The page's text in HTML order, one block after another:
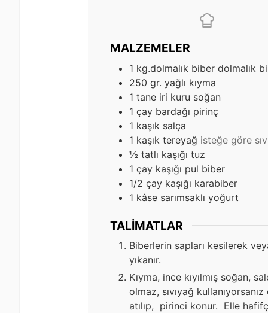
MALZEMELER
1 kg.dolmalık biber dolmalık
250 gr. yağlı kıyma
1 tane iri kuru soğan
1 çay bardağı pirinç
1 kaşık salça
1 kaşık tereyağ isteğe göre
½ tatlı kaşığı tuz
1 çay kaşığı pul biber
1/2 çay kaşığı karabiber
1 kâse sarımsaklı yoğurt
TALIMATLAR
Biberlerin sapları kesilerek
yıkanır.
Kıyma, ince kıyılmış soğan,
olmaz, sıvıyağ
atılıp, pirinci konur. Elle